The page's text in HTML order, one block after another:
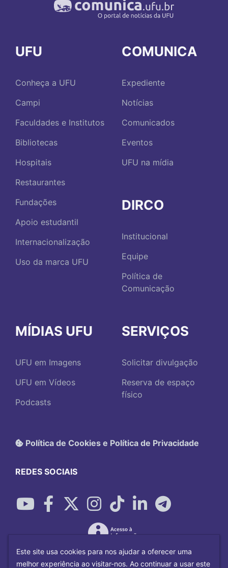
UFU
Conheça a UFU
Campi
Faculdades e Institutos
Bibliotecas
Hospitais
Restaurantes
Fundações
Apoio estudantil
Internacionalização
Uso da marca UFU
COMUNICA
Expediente
Notícias
Comunicados
Eventos
UFU na mídia
DIRCO
Institucional
Equipe
Política de
Comunicação
MÍDIAS UFU
UFU em Imagens
UFU em Vídeos
Podcasts
SERVIÇOS
Solicitar divulgação
Reserva de espaço
físico
Política de Cookies e Política de Privacidade
REDES SOCIAIS
Este site usa cookies para nos ajudar a oferecer uma
melhor experiência ao visitar-nos. Ao continuar a usar este